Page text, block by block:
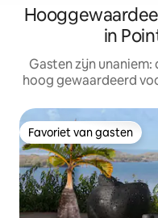
in
Gasten zijn
hoog gewaardeerd
Favoriet van gasten
Favoriet van gasten